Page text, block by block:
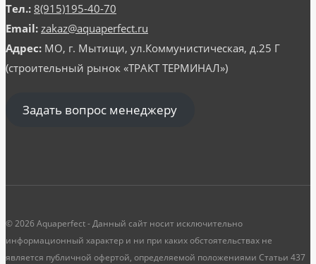
Тел.: 8(915)195-40-70
Email: zakaz@aquaperfect.ru
Адрес: МО, г. Мытищи, ул.Коммунистическая, д.25 Г
(строительный рынок «ТРАКТ ТЕРМИНАЛ»)
Задать вопрос менеджеру
© 2026 Aquaperfect - Данный сайт носит исключительно
информационный характер и ни при каких обстоятельствах не
является публичной офертой, определяемой положениями Статьи 437